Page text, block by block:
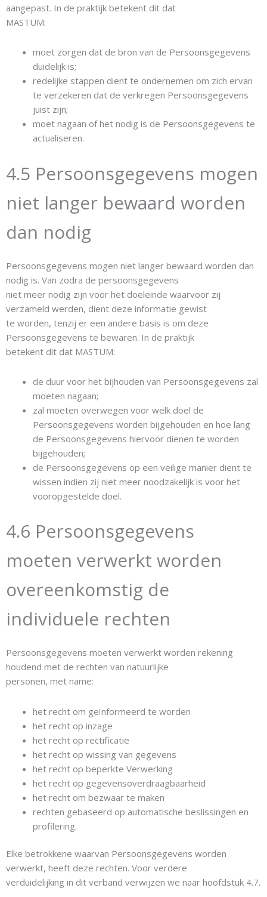
aangepast. In de praktijk betekent dit dat
MASTUM:
moet zorgen dat de bron van de Persoonsgegevens
duidelijk is;
redelijke stappen dient te ondernemen om zich ervan
te verzekeren dat de verkregen Persoonsgegevens
juist zijn;
moet nagaan of het nodig is de Persoonsgegevens te
actualiseren.
4.5 Persoonsgegevens mogen
niet langer bewaard worden
dan nodig
Persoonsgegevens mogen niet langer bewaard worden dan
nodig is. Van zodra de persoonsgegevens
niet meer nodig zijn voor het doeleinde waarvoor zij
verzameld werden, dient deze informatie gewist
te worden, tenzij er een andere basis is om deze
Persoonsgegevens te bewaren. In de praktijk
betekent dit dat MASTUM:
de duur voor het bijhouden van Persoonsgegevens zal
moeten nagaan;
zal moeten overwegen voor welk doel de
Persoonsgegevens worden bijgehouden en hoe lang
de Persoonsgegevens hiervoor dienen te worden
bijgehouden;
de Persoonsgegevens op een veilige manier dient te
wissen indien zij niet meer noodzakelijk is voor het
vooropgestelde doel.
4.6 Persoonsgegevens
moeten verwerkt worden
overeenkomstig de
individuele rechten
Persoonsgegevens moeten verwerkt worden rekening
houdend met de rechten van natuurlijke
personen, met name:
het recht om geïnformeerd te worden
het recht op inzage
het recht op rectificatie
het recht op wissing van gegevens
het recht op beperkte Verwerking
het recht op gegevensoverdraagbaarheid
het recht om bezwaar te maken
rechten gebaseerd op automatische beslissingen en
profilering.
Elke betrokkene waarvan Persoonsgegevens worden
verwerkt, heeft deze rechten. Voor verdere
verduidelijking in dit verband verwijzen we naar hoofdstuk 4.7.